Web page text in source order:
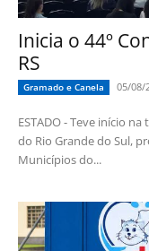
Inicia o 44º
RS
Gramado e Canela 05/08/
ESTADO - Teve início
do Rio Grande do Sul,
Municípios do...